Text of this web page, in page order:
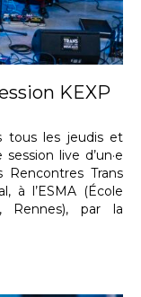
KEXP
tous les jeudis et
live d’un·e
Trans
à l’ESMA (École
Rennes), par la